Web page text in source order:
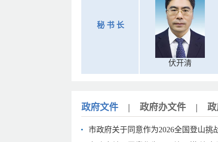
秘 书 长
伏开清
政府文件 | 政府办文件 |
市政府关于同意作为2026全国登山挑